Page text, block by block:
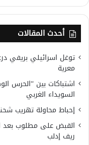
أحدث المقالات
توغل اسرائيلي بريفي
معرية
اشتباكات بين “الحرس
السويداء الغربي
إحباط محاولة تهريب
ريف إدلب